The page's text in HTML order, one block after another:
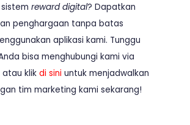
reward digital? Dapatkan
penghargaan tanpa batas
aplikasi kami. Tunggu
bisa menghubungi kami via
atau klik di sini untuk menjadwalkan
tim marketing kami sekarang!